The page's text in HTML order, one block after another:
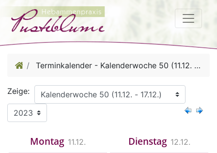
Terminkalender - Kalenderwoche 50 (11.12. - 17.12.)
Zeige:
Montag 11.12.
Dienstag 12.12.